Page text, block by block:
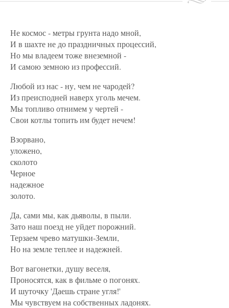
Не космос - метры грунта надо мной,
И в шахте не до праздничных процессий,
Но мы владеем тоже внеземной -
И самою земною из профессий.
Любой из нас - ну, чем не чародей?
Из преисподней наверх уголь мечем.
Мы топливо отнимем у чертей -
Свои котлы топить им будет нечем!
Взорвано,
уложено,
сколото
Черное
надежное
золото.
Да, сами мы, как дьяволы, в пыли.
Зато наш поезд не уйдет порожний.
Терзаем чрево матушки-Земли,
Но на земле теплее и надежней.
Вот вагонетки, душу веселя,
Проносятся, как в фильме о погонях.
И шуточку 'Даешь стране угля!'
Мы чувствуем на собственных ладонях.